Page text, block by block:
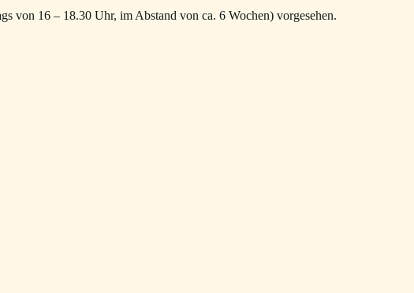
von 16 – 18.30 Uhr, im Abstand von ca. 6 Wochen) vorgesehen.